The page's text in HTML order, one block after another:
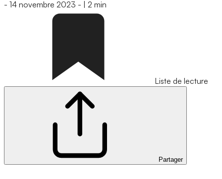
- 14 novembre 2023 - 2 min
Liste de lecture
Partager